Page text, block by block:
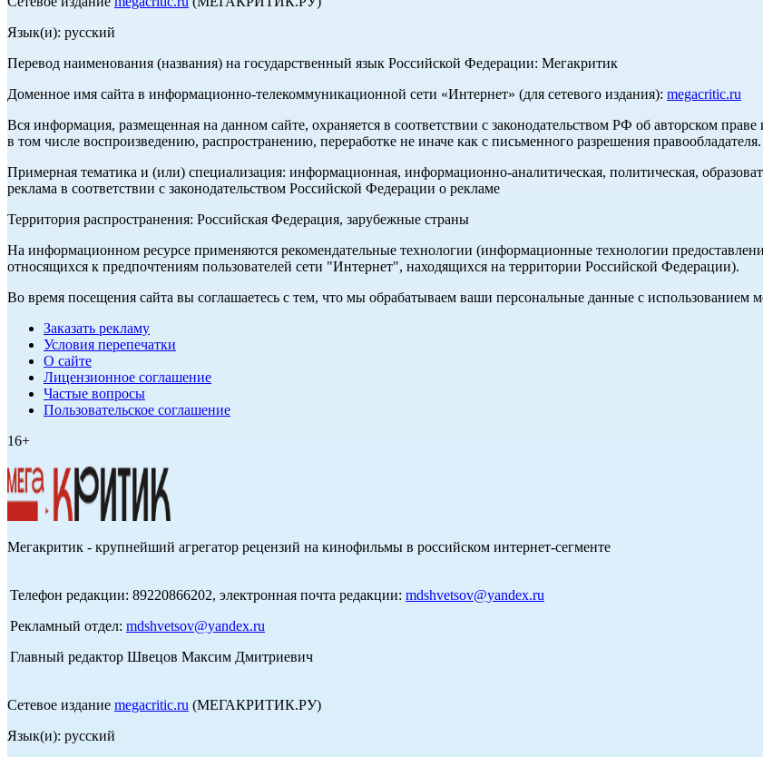
Язык(и): русский
Перевод наименования (названия) на государственный язык Российской Федерации: Мегакритик
Доменное имя сайта в информационно-телекоммуникационной сети «Интернет» (для сетевого издания): megacritic.ru
Вся информация, размещенная на данном сайте, охраняется в соответствии с законодательством РФ об авторском
в том числе воспроизведению, распространению, переработке не иначе как с письменного разрешения правообладателя.
Примерная тематика и (или) специализация: информационная, информационно-аналитическая, политическая,
реклама в соответствии с законодательством Российской Федерации о рекламе
Территория распространения: Российская Федерация, зарубежные страны
На информационном ресурсе применяются рекомендательные технологии (информационные технологии
относящихся к предпочтениям пользователей сети "Интернет", находящихся на территории Российской Федерации).
Во время посещения сайта вы соглашаетесь с тем, что мы обрабатываем ваши персональные данные с использованием
Заказать рекламу
Условия перепечатки
О сайте
Лицензионное соглашение
Частые вопросы
Пользовательское соглашение
16+
Мегакритик - крупнейший агрегатор рецензий на кинофильмы в российском интернет-сегменте
Телефон редакции: 89220866202, электронная почта редакции: mdshvetsov@yandex.ru
Рекламный отдел: mdshvetsov@yandex.ru
Главный редактор Швецов Максим Дмитриевич
Сетевое издание megacritic.ru (МЕГАКРИТИК.РУ)
Язык(и): русский